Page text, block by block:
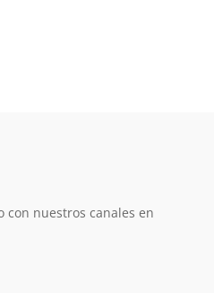
con nuestros canales en